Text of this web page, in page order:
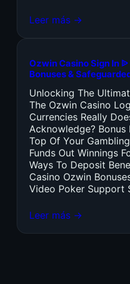
Leer más →
Ozwin Casino Sign In
Bonuses &
Unlocking The
The Ozwin Casino
Currencies Really
Acknowledge? Bonus
Top Of Your
Funds Out Winnings
Ways To Deposit
Casino Ozwin
Video Poker Support
Leer más →